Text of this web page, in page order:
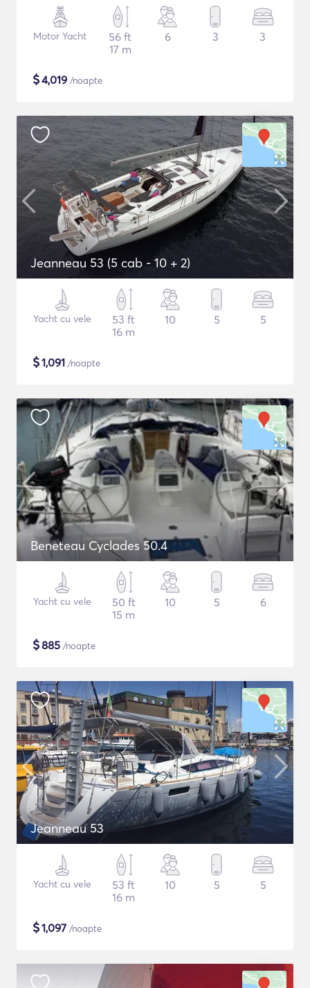
Motor Yacht
56 ft
17 m
6 3 3
$4,019 /noapte
Jeanneau 53 (5 cab - 10 + 2)
Yacht cu vele
53 ft
16 m
10 5 5
$1,091 /noapte
Beneteau Cyclades 50.4
Yacht cu vele
50 ft
15 m
10 5 6
$885 /noapte
Jeanneau 53
Yacht cu vele
53 ft
16 m
10 5 5
$1,097 /noapte